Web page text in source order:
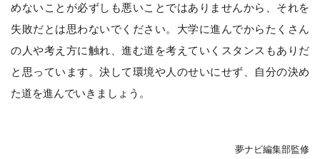
めないことが必ずしも悪いことではありませんから、それを
失敗だとは思わないでください。大学に進んでからたくさん
の人や考え方に触れ、進む道を考えていくスタンスもありだ
と思っています。決して環境や人のせいにせず、自分の決め
た道を進んでいきましょう。
夢ナビ編集部監修